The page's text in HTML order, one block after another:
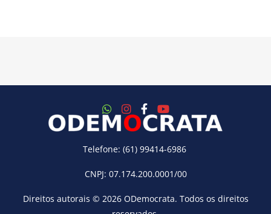
Telefone: (61) 99414-6986
CNPJ: 07.174.200.0001/00
Direitos autorais © 2026 ODemocrata. Todos os direitos